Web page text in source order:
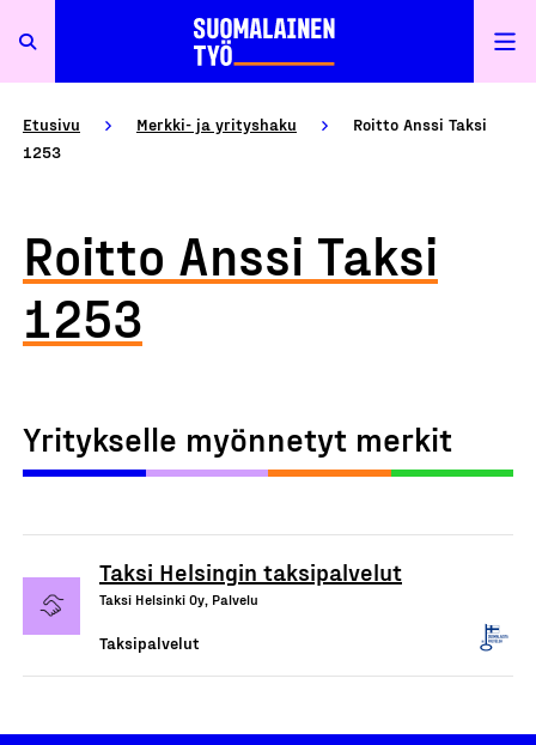
Etusivu Merkki- ja yrityshaku
Roitto Anssi Taksi
1253
Roitto Anssi Taksi
1253
Yritykselle myönnetyt merkit
Taksi Helsingin taksipalvelut
Taksi Helsinki Oy, Palvelu
Taksipalvelut